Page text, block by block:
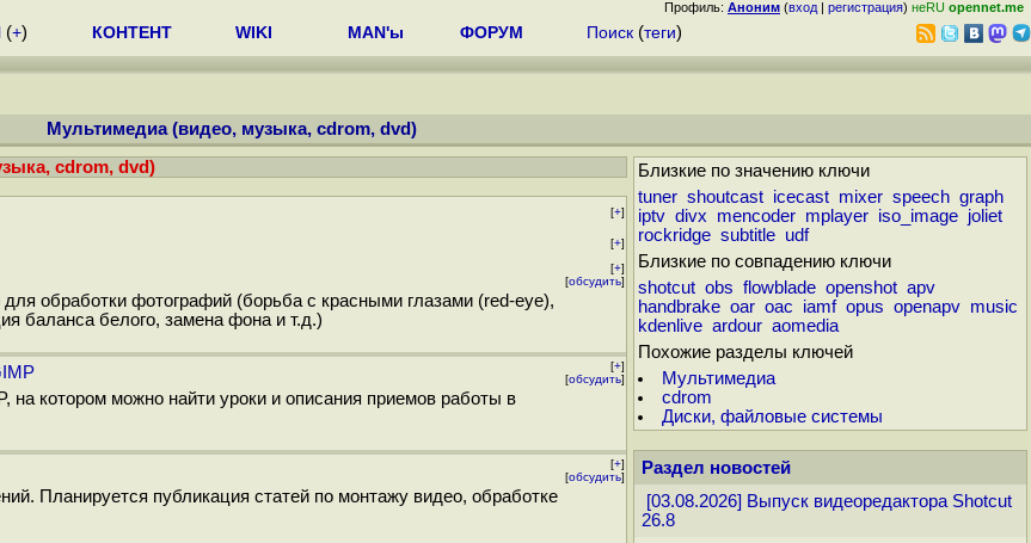
Профиль: Аноним (вход | регистрация) неRU opennet.me
(+) КОНТЕНТ WIKI MAN'ы ФОРУМ Поиск (теги)
Мультимедиа (видео, музыка, cdrom, dvd)
cdrom, dvd)
[+]
[+]
[+]
[обсудить]
обработки фотографий (борьба с красными глазами (red-eye),
баланса белого, замена фона и т.д.)
[+]
[обсудить]
котором можно найти уроки и описания приемов работы в
[+]
[обсудить]
Планируется публикация статей по монтажу видео, обработке
Близкие по значению ключи
tuner shoutcast icecast mixer speech graph
iptv divx mencoder mplayer iso_image joliet
rockridge subtitle udf
Близкие по совпадению ключи
shotcut obs flowblade openshot apv
handbrake oar oac iamf opus openapv music
kdenlive ardour aomedia
Похожие разделы ключей
Мультимедиа
cdrom
Диски, файловые системы
Раздел новостей
[03.08.2026] Выпуск видеоредактора Shotcut
26.8